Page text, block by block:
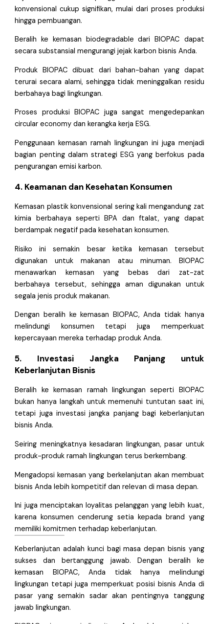
konvensional cukup signifikan, mulai dari proses produksi
hingga pembuangan.
Beralih ke kemasan biodegradable dari BIOPAC dapat
secara substansial mengurangi jejak karbon bisnis Anda.
Produk BIOPAC dibuat dari bahan-bahan yang dapat
terurai secara alami, sehingga tidak meninggalkan residu
berbahaya bagi lingkungan.
Proses produksi BIOPAC juga sangat mengedepankan
circular economy dan kerangka kerja ESG.
Penggunaan kemasan ramah lingkungan ini juga menjadi
bagian penting dalam strategi ESG yang berfokus pada
pengurangan emisi karbon.
4. Keamanan dan Kesehatan Konsumen
Kemasan plastik konvensional sering kali mengandung zat
kimia berbahaya seperti BPA dan ftalat, yang dapat
berdampak negatif pada kesehatan konsumen.
Risiko ini semakin besar ketika kemasan tersebut
digunakan untuk makanan atau minuman. BIOPAC
menawarkan kemasan yang bebas dari zat-zat
berbahaya tersebut, sehingga aman digunakan untuk
segala jenis produk makanan.
Dengan beralih ke kemasan BIOPAC, Anda tidak hanya
melindungi konsumen tetapi juga memperkuat
kepercayaan mereka terhadap produk Anda.
5. Investasi Jangka Panjang untuk
Keberlanjutan Bisnis
Beralih ke kemasan ramah lingkungan seperti BIOPAC
bukan hanya langkah untuk memenuhi tuntutan saat ini,
tetapi juga investasi jangka panjang bagi keberlanjutan
bisnis Anda.
Seiring meningkatnya kesadaran lingkungan, pasar untuk
produk-produk ramah lingkungan terus berkembang.
Mengadopsi kemasan yang berkelanjutan akan membuat
bisnis Anda lebih kompetitif dan relevan di masa depan.
Ini juga menciptakan loyalitas pelanggan yang lebih kuat,
karena konsumen cenderung setia kepada brand yang
memiliki komitmen terhadap keberlanjutan.
Keberlanjutan adalah kunci bagi masa depan bisnis yang
sukses dan bertanggung jawab. Dengan beralih ke
kemasan BIOPAC, Anda tidak hanya melindungi
lingkungan tetapi juga memperkuat posisi bisnis Anda di
pasar yang semakin sadar akan pentingnya tanggung
jawab lingkungan.